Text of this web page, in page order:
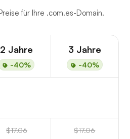
für Ihre .com.es-Domain.
2 Jahre
-40%
3 Jahre
-40%
$17.06 $17.06